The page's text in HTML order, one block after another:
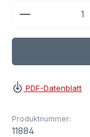
Produkt
PDF-Datenblatt
Produktnummer:
11884